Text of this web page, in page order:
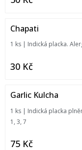
Chapati
1 ks | Indická placka.
30 Kč
Garlic Kulcha
1 ks | Indická placka
1, 3, 7
75 Kč